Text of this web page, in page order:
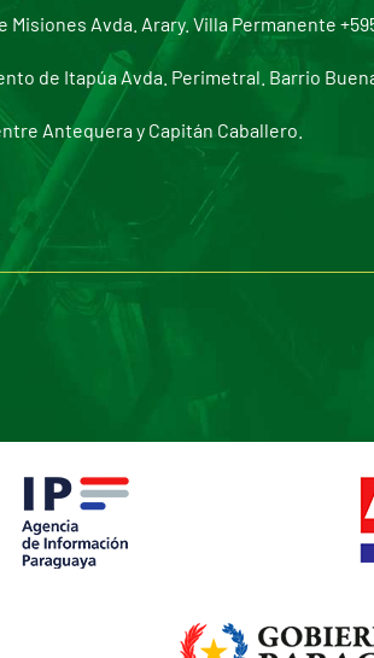
Avda. Arary. Villa Permanente
de Itapúa Avda. Perimetral. Barrio
Antequera y Capitán Caballero.